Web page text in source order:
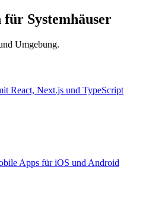
für Systemhäuser
Umgebung.
React, Next.js und TypeScript
Apps für iOS und Android